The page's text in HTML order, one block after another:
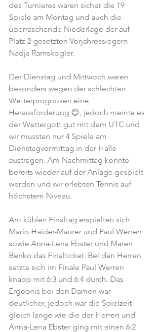
des Turnieres waren sicher die 19
Spiele am Montag und auch die
überraschende Niederlage der auf
Platz 2 gesetzten Vorjahressiegern
Nadja Ramskogler.
Der Dienstag und Mittwoch waren
besonders wegen der schlechten
Wetterprognosen eine
Herausforderung 😊, jedoch meinte es
der Wettergott gut mit dem UTC und
wir mussten nur 4 Spiele am
Dienstagvormittag in der Halle
austragen. Am Nachmittag konnte
bereits wieder auf der Anlage gespielt
werden und wir erlebten Tennis auf
höchstem Niveau.
Am kühlen Finaltag erspielten sich
Mario Haider-Maurer und Paul Werren
sowie Anna-Lena Ebster und Maren
Benko das Finalticket. Bei den Herren
setzte sich im Finale Paul Werren
knapp mit 6:3 und 6:4 durch. Das
Ergebnis bei den Damen war
deutlicher, jedoch war die Spielzeit
gleich lange wie die der Herren und
Anna-Lena Ebster ging mit einen 6:2